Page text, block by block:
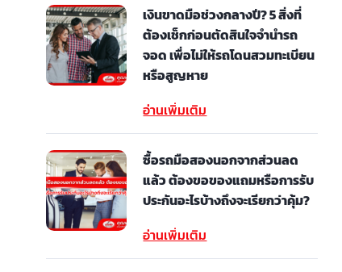
เงินขาดมือช่วงกลางปี? 5 สิ่งที่
ต้องเช็กก่อนตัดสินใจจำนำรถ
จอด เพื่อไม่ให้รถโดนสวมทะเบียน
หรือสูญหาย
อ่านเพิ่มเติม
ซื้อรถมือสองนอกจากส่วนลด
แล้ว ต้องขอของแถมหรือการรับ
ประกันอะไรบ้างถึงจะเรียกว่าคุ้ม?
อ่านเพิ่มเติม